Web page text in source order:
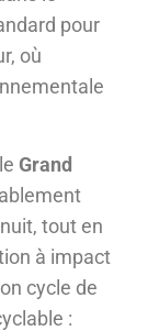
pour
où
Grand
tout en
à impact
cycle de
: